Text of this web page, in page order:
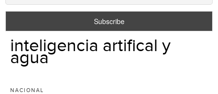
inteligencia artifical y
agua
NACIONAL